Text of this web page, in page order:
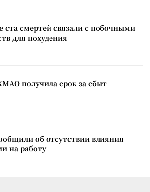
ста смертей связали с побочными
для похудения
получила срок за сбыт
об отсутствии влияния
на работу